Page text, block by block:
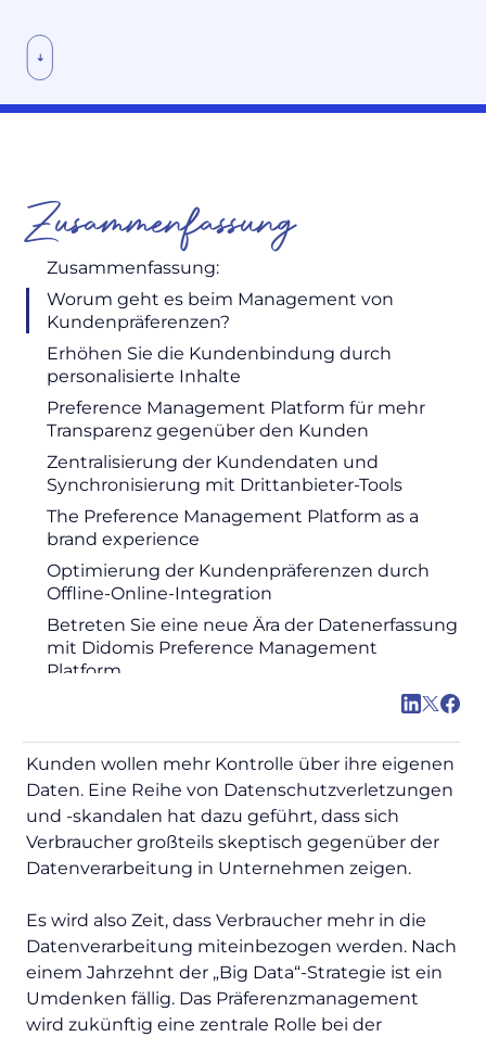
Zusammenfassung
Zusammenfassung:
Worum geht es beim Management von
Kundenpräferenzen?
Erhöhen Sie die Kundenbindung durch
personalisierte Inhalte
Preference Management Platform für mehr
Transparenz gegenüber den Kunden
Zentralisierung der Kundendaten und
Synchronisierung mit Drittanbieter-Tools
The Preference Management Platform as a
brand experience
Optimierung der Kundenpräferenzen durch
Offline-Online-Integration
Betreten Sie eine neue Ära der Datenerfassung
mit Didomis Preference Management
Platform
Kunden wollen mehr Kontrolle über ihre eigenen
Daten. Eine Reihe von Datenschutzverletzungen
und -skandalen hat dazu geführt, dass sich
Verbraucher großteils skeptisch gegenüber der
Datenverarbeitung in Unternehmen zeigen.
Es wird also Zeit, dass Verbraucher mehr in die
Datenverarbeitung miteinbezogen werden. Nach
einem Jahrzehnt der „Big Data“-Strategie ist ein
Umdenken fällig. Das Präferenzmanagement
wird zukünftig eine zentrale Rolle bei der